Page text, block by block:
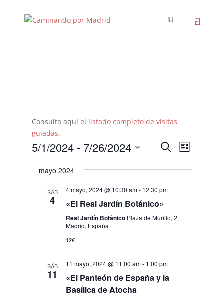
Consulta aquí el listado completo de visitas
guiadas.
búsqueda
y
vistas
de
Eventos
Buscar
de
vistas
Lista
5/1/2024 - 7/26/2024
fecha.
mayo 2024
SÁB
4
4 mayo, 2024 @ 10:30 am- 12:30 pm
«El Real Jardín Botánico»
Real Jardín Botánico Plaza de Murillo, 2,
Madrid, España
12€
SÁB
11
11 mayo, 2024 @ 11:00 am- 1:00 pm
«El Panteón de España y la
Basílica de Atocha